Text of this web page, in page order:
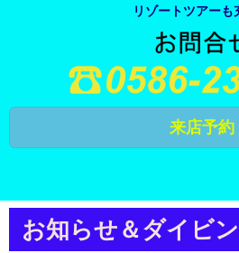
リゾートツアーも
来店予約
お知らせ＆ダイビ